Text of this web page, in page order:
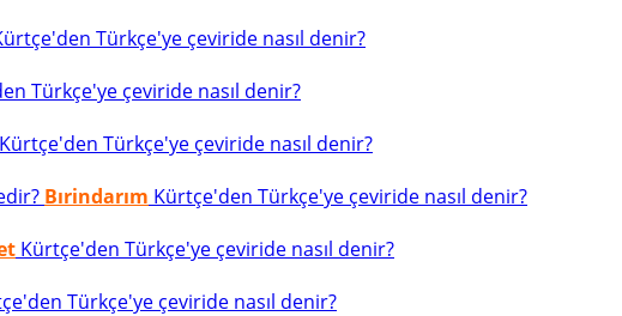
Türkçe'ye çeviride nasıl denir?
Türkçe'ye çeviride nasıl denir?
Kürtçe'den Türkçe'ye çeviride nasıl denir?
Bırindarım Kürtçe'den Türkçe'ye çeviride nasıl denir?
Kürtçe'den Türkçe'ye çeviride nasıl denir?
Türkçe'ye çeviride nasıl denir?